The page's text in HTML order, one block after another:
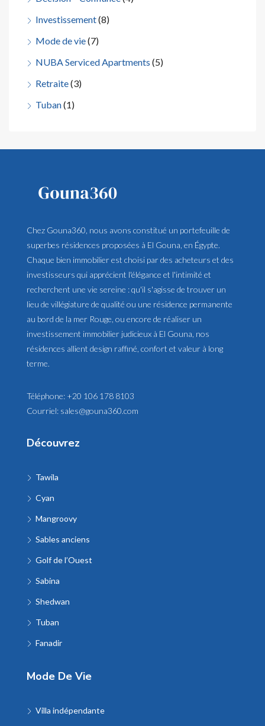
Investissement(8)
Mode de vie(7)
NUBA Serviced Apartments (5)
Retraite(3)
Tuban(1)
Chez Gouna360, nous avons constitué un portefeuille de
superbes résidences proposées à El Gouna, en Égypte.
Chaque bien immobilier est choisi par des acheteurs et des
investisseurs qui apprécient l'élégance et l'intimité et
recherchent une vie sereine : qu'il s'agisse de trouver un
lieu de villégiature de qualité ou une résidence permanente
au bord de la mer Rouge, ou encore de réaliser un
investissement immobilier judicieux à El Gouna, nos
résidences allient design raffiné, confort et valeur à long
terme.
Téléphone: +20 106 178 8103
Courriel: sales@gouna360.com
Découvrez
Tawila
Cyan
Mangroovy
Sables anciens
Golf de l’Ouest
Sabina
Shedwan
Tuban
Fanadir
Mode De Vie
Villa indépendante